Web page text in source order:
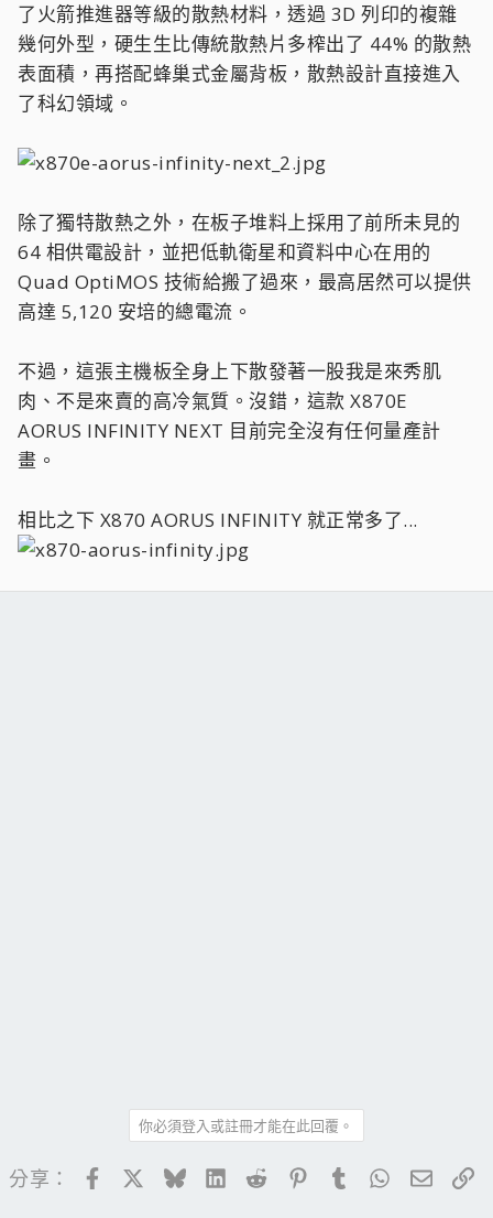
了火箭推進器等級的散熱材料，透過 3D 列印的複雜
幾何外型，硬生生比傳統散熱片多榨出了 44% 的散熱
表面積，再搭配蜂巢式金屬背板，散熱設計直接進入
了科幻領域。
除了獨特散熱之外，在板子堆料上採用了前所未見的
64 相供電設計，並把低軌衛星和資料中心在用的
Quad OptiMOS 技術給搬了過來，最高居然可以提供
高達 5,120 安培的總電流。
不過，這張主機板全身上下散發著一股我是來秀肌
肉、不是來賣的高冷氣質。沒錯，這款 X870E
AORUS INFINITY NEXT 目前完全沒有任何量產計
畫。
相比之下 X870 AORUS INFINITY 就正常多了...
你必須登入或註冊才能在此回覆。
分享： FacebookBlueskyLinkedIn
Reddit PinterestTumblrWhatsApp
電子